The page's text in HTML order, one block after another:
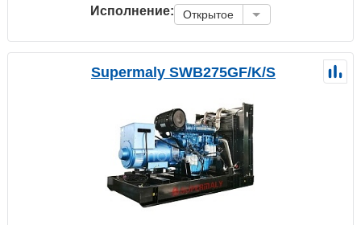
Исполнение: Открытое
Supermaly SWB275GF/K/S